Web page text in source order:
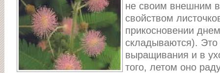
не своим внешним
свойством
прикосновении
складываются). Это
выращивания и в
того, летом оно